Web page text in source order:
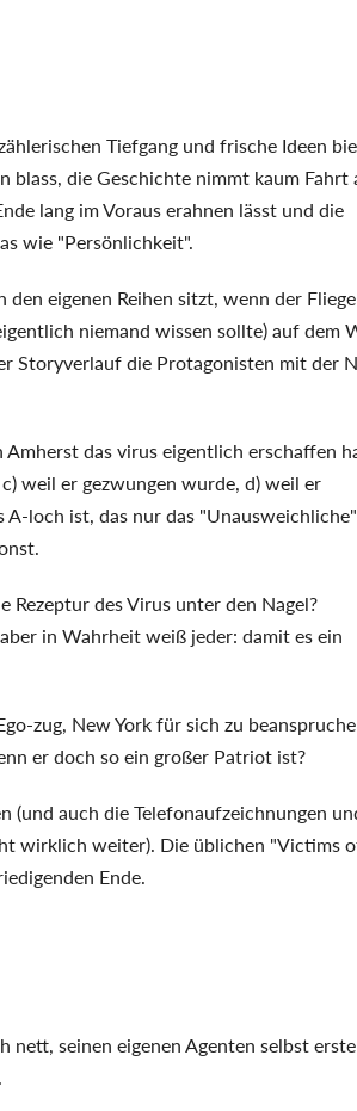
Tiefgang und frische Ideen
blass, die Geschichte nimmt kaum Fahrt
lang im Voraus erahnen lässt und die
wie "Persönlichkeit".
eigenen Reihen sitzt, wenn der
niemand wissen sollte) auf dem
Storyverlauf die Protagonisten mit der
das virus eigentlich erschaffen
weil er gezwungen wurde, d) weil er
loch ist, das nur das "Unausweichliche"
des Virus unter den Nagel?
in Wahrheit weiß jeder: damit es ein
zug, New York für sich zu
er doch so ein großer Patriot ist?
(und auch die Telefonaufzeichnungen
wirklich weiter). Die üblichen "Victims
Ende.
seinen eigenen Agenten selbst